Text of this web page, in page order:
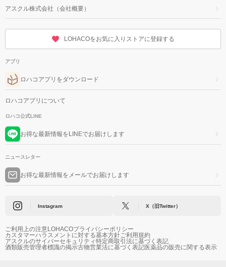
アスクル株式会社（会社概要）
LOHACOをお気に入りストアに登録する
アプリ
ロハコアプリをダウンロード
ロハコアプリについて
ロハコ公式LINE
お得な最新情報をLINEでお届けします
ニュースレター
お得な最新情報をメールでお届けします
Instagram X（旧Twitter）
ご利用上の注意LOHACOプライバシーポリシー
カスタマーハラスメントに対する基本方針ご利用規約
アスクルのサイバーセキュリティ特定商取引法に基づく表記
酒類販売管理者標識の掲示古物営業法に基づく表記医薬品の販売に関する表示